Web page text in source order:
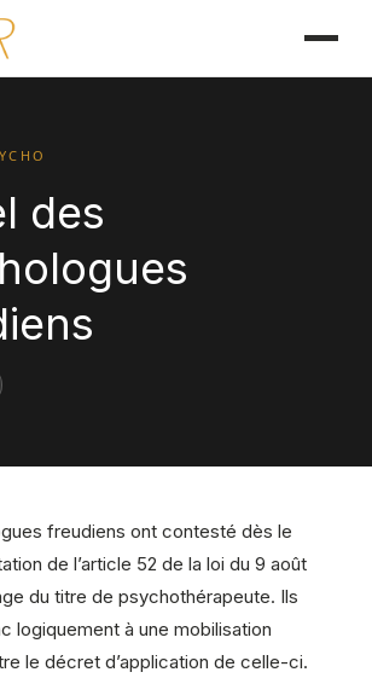
des
freudiens ont contesté dès le
de l’article 52 de la loi du 9 août
du titre de psychothérapeute. Ils
logiquement à une mobilisation
le décret d’application de celle-ci.